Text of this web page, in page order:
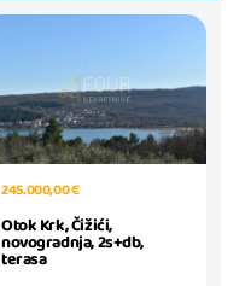
245.000,00 €
Otok Krk, Čižići,
novogradnja, 2s+db,
terasa